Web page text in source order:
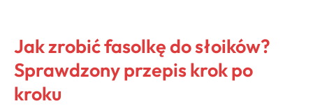
Jak zrobić fasolkę do słoików?
Sprawdzony przepis krok po
kroku